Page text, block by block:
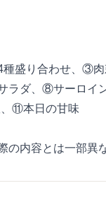
盛り合わせ、③
ラダ、⑧サーロイ
⑪本日の甘味
内容とは一部異